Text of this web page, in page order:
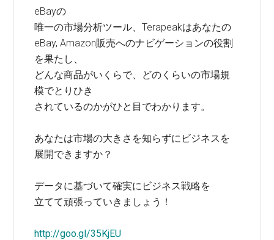
eBayの
唯一の市場分析ツール、Terapeakはあなたの
eBay, Amazon販売へのナビゲーションの役割
を果たし、
どんな商品がいくらで、どのくらいの市場規
模でとりひき
されているのかがひと目でわかります。
あなたは市場の大きさを知らずにビジネスを
展開できますか？
データに基づいて確実にビジネス戦略を
立てて頑張っていきましょう！
http://goo.gl/35KjEU